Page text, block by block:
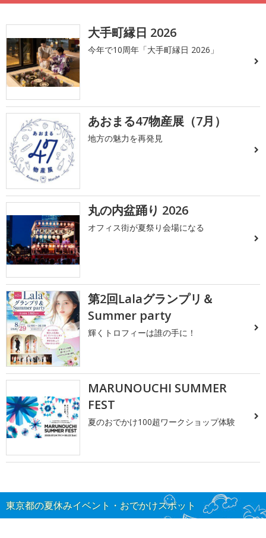
大手町縁日 2026
今年で10周年「大手町縁日 2026」
あおまる47物産展（7月）
地方の魅力を再発見
丸の内盆踊り 2026
オフィス街が夏祭り会場になる
第2回Lalaグランプリ＆
Summer party
輝くトロフィーは誰の手に！
MARUNOUCHI SUMMER
FEST
夏のおでかけ100超ワークショップ体験
東京都の夏休みイベント・おでかけスポット